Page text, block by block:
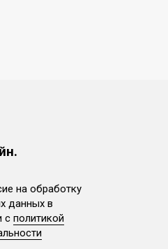
на обработку
данных в
с политикой